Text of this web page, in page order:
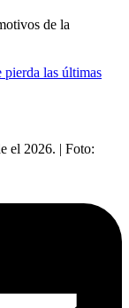
de la
las últimas
el 2026. | Foto: